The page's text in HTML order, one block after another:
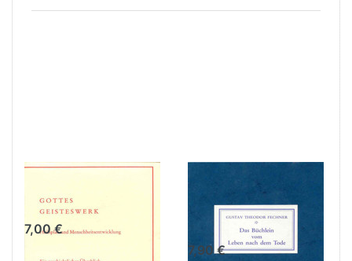
Geisteswerk
7,00 €
vom Leben nach
dem Tode
7,90 €